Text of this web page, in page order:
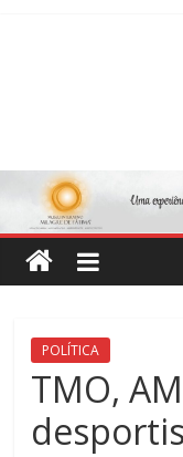
de
Ourém
Jornal
Semanário
concelho
POLÍTICA
TMO,